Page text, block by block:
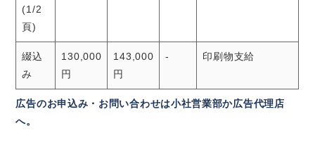
(1/2
頁)
綴込
み
130,000
円
143,000
円
- 印刷物支給
広告のお申込み・お問い合わせは小社営業部か広告代理店
へ。